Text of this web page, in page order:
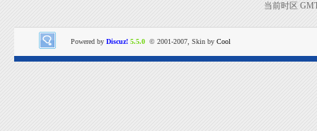
当前时区
Powered by Discuz! 5.5.0 © 2001-2007, Skin by Cool